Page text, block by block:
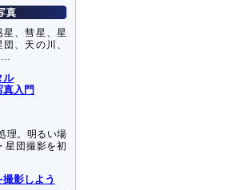
星、彗星、星
、天の川、
…
ル
真入門
理。明るい場
星団撮影を初
撮影しよう